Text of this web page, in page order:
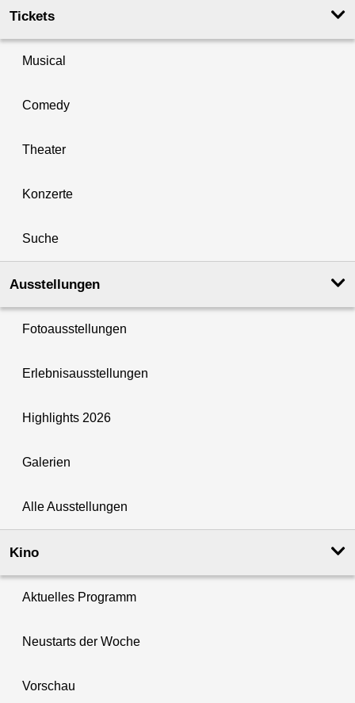
Tickets
Musical
Comedy
Theater
Konzerte
Suche
Ausstellungen
Fotoausstellungen
Erlebnisausstellungen
Highlights 2026
Galerien
Alle Ausstellungen
Kino
Aktuelles Programm
Neustarts der Woche
Vorschau